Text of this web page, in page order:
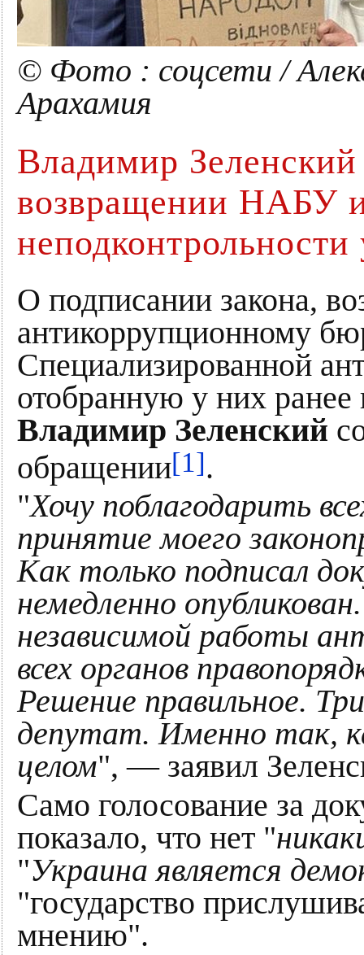
© Фото : соцсети /
Арахамия
Владимир
возвращении НАБУ
неподконтрольности
О подписании закона,
антикоррупционному
Специализированной
отобранную у них ранее
Владимир Зеленский
обращении[1].
"Хочу поблагодарить
принятие моего
Как только подписал
немедленно
независимой работы
всех органов
Решение правильное.
депутат. Именно так,
целом", — заявил
Само голосование за
показало, что нет "
"Украина является
"государство
мнению".